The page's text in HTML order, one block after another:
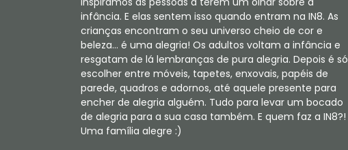
infância. E elas sentem isso quando entram na IN8. As
crianças encontram o seu universo cheio de cor e
beleza... é uma alegria! Os adultos voltam a infância e
resgatam de lá lembranças de pura alegria. Depois é só
escolher entre móveis, tapetes, enxovais, papéis de
parede, quadros e adornos, até aquele presente para
encher de alegria alguém. Tudo para levar um bocado
de alegria para a sua casa também. E quem faz a IN8?!
Uma família alegre :)